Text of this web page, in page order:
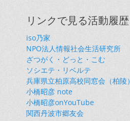
リンクで見る活動履歴
iso乃家
NPO法人情報社会生活研究所
ざつがく・どっと・こむ
ソシエテ・リベルテ
兵庫県立柏原高校同窓会（柏陵）
小橋昭彦 note
小橋昭彦onYouTube
関西丹波市郷友会